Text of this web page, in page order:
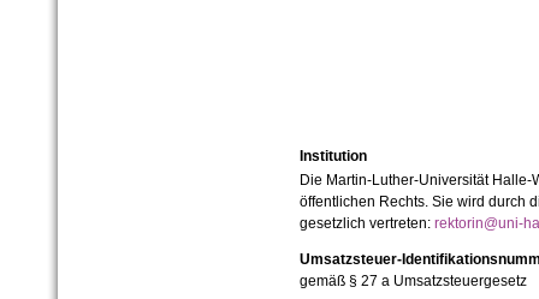
Institution
Die Martin-Luther-Universität
öffentlichen Rechts. Sie wird durch
gesetzlich vertreten: rektorin@uni-
Umsatzsteuer-
gemäß § 27 a Umsatzsteuergesetz